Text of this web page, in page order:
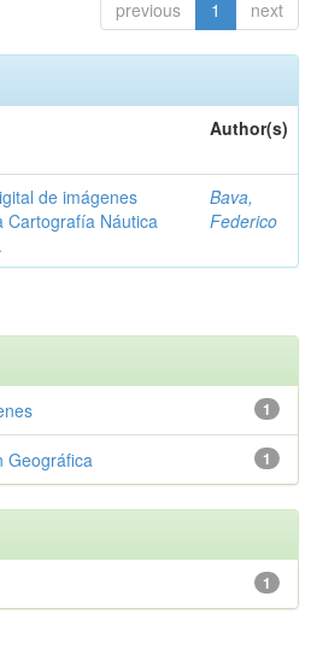
previous 1 next
Author(s)
de imágenes
Cartografía Náutica
Bava,
Federico
1
1
Geográfica
1